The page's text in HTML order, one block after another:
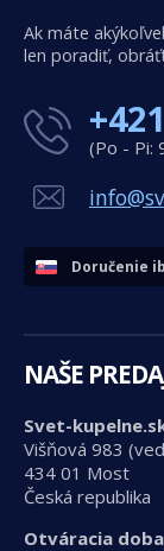
Ak máte
len poradiť,
(Po - Pi:
Doručenie
NAŠE
Svet-
Višňová 983
434 01 Most
Česká republika
Otváracia doba